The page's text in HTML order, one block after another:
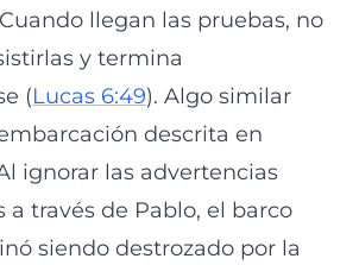
llegan las pruebas, no
y termina
(Lucas 6:49). Algo similar
descrita en
ignorar las advertencias
a través de Pablo, el barco
siendo destrozado por la